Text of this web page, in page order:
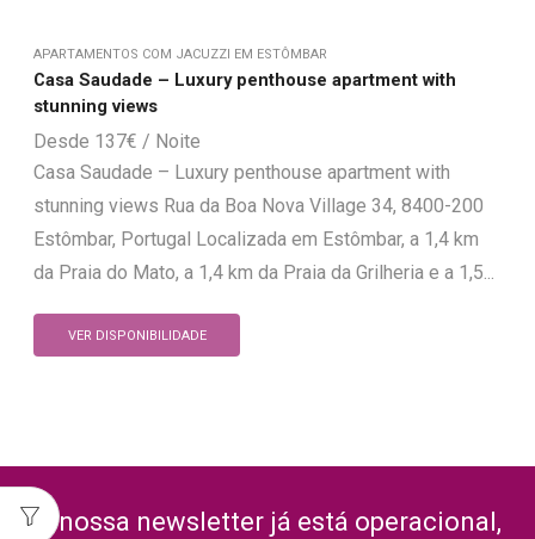
APARTAMENTOS COM JACUZZI EM ESTÔMBAR
Casa Saudade – Luxury penthouse apartment with
stunning views
137€
Casa Saudade – Luxury penthouse apartment with
stunning views Rua da Boa Nova Village 34, 8400-200
Estômbar, Portugal Localizada em Estômbar, a 1,4 km
da Praia do Mato, a 1,4 km da Praia da Grilheria e a 1,5...
VER DISPONIBILIDADE
A nossa newsletter já está operacional,